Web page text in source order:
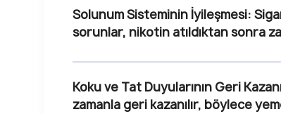
Solunum Sisteminin İyileşmesi:
sorunlar, nikotin atıldıktan sonra
Koku ve Tat Duyularının Geri
zamanla geri kazanılır, böylece